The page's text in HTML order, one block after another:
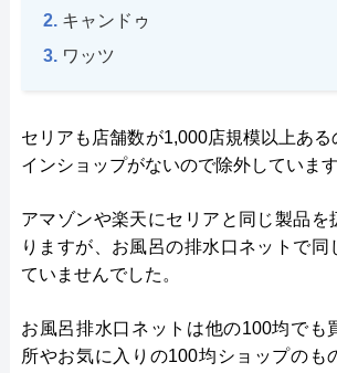
キャンドゥ
ワッツ
セリアも店舗数が1,000店規模以上ある
インショップがないので除外しています
アマゾンや楽天にセリアと同じ製品を
りますが、お風呂の排水口ネットで同
ていませんでした。
お風呂排水口ネットは他の100均でも
所やお気に入りの100均ショップのも